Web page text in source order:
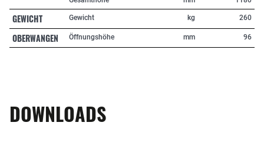
GEWICHT Gewicht kg 260
OBERWANGEN Öffnungshöhe mm 96
DOWNLOADS